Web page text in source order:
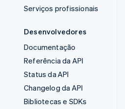
Serviços profissionais
Desenvolvedores
Documentação
Referência da API
Status da API
Changelog da API
Bibliotecas e SDKs